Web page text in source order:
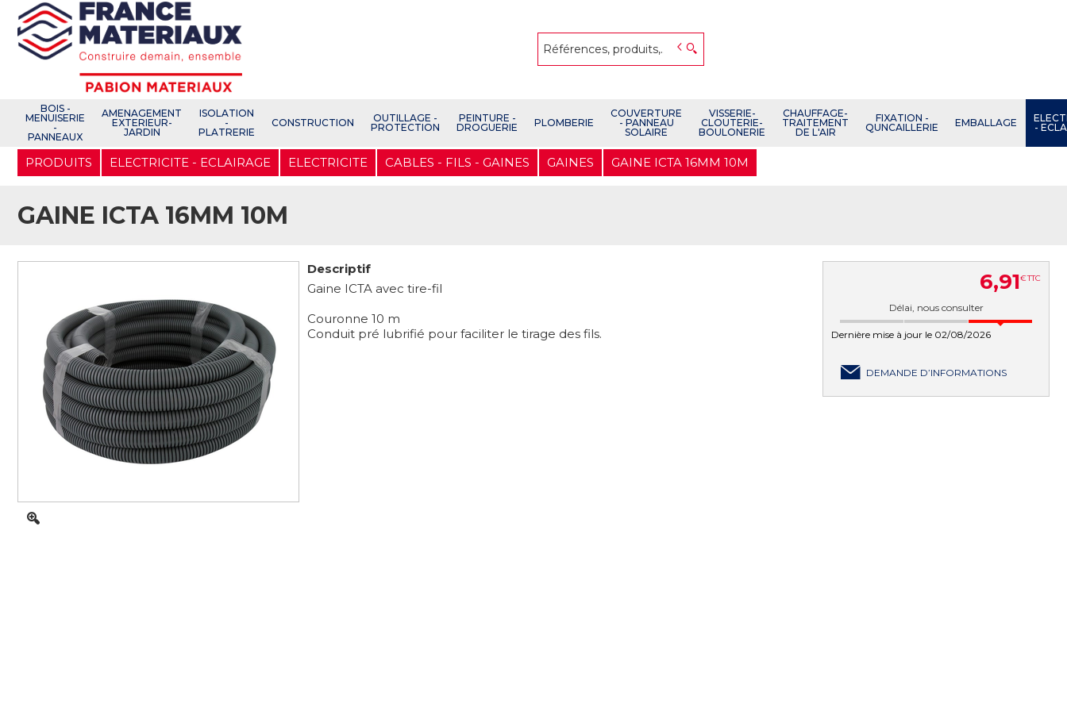
Aller
contenu
BOIS -
MENUISERIE
-
PANNEAUX
AMENAGEMENT
EXTERIEUR-
JARDIN
ISOLATION
-
PLATRERIE
CONSTRUCTION
OUTILLAGE -
PROTECTION
PEINTURE -
DROGUERIE
PLOMBERIE
COUVERTURE
- PANNEAU
SOLAIRE
VISSERIE-
CLOUTERIE-
BOULONERIE
CHAUFFAGE-
TRAITEMENT
DE L'AIR
FIXATION -
QUNCAILLERIE
EMBALLAGE
-
PRODUITS ELECTRICITE - ECLAIRAGE ELECTRICITE CABLES - FILS - GAINES GAINES GAINE ICTA 16MM 10M
GAINE ICTA 16MM 10M
Descriptif
Gaine ICTA avec tire-fil
Couronne 10 m
Conduit pré lubrifié pour faciliter le tirage des fils.
6,91€TTC
Délai, nous consulter
Dernière mise à jour le 02/08/2026
DEMANDE D’INFORMATIONS